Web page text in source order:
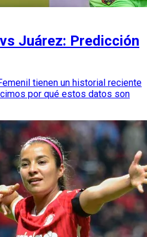
Juárez: Predicción
tienen un historial reciente
por qué estos datos son